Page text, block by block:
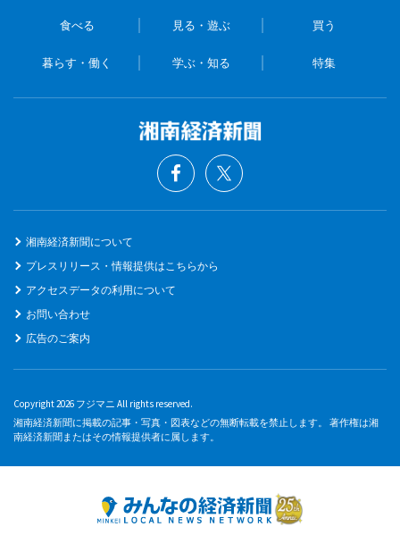
食べる 見る・遊ぶ 買う
暮らす・働く 学ぶ・知る 特集
湘南経済新聞について
プレスリリース・情報提供はこちらから
アクセスデータの利用について
お問い合わせ
広告のご案内
Copyright 2026 フジマニ All rights reserved.
湘南経済新聞に掲載の記事・写真・図表などの無断転載を禁止します。 著作権は湘
南経済新聞またはその情報提供者に属します。